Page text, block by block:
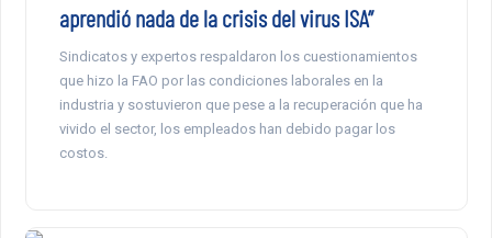
aprendió nada de la crisis del virus ISA”
Sindicatos y expertos respaldaron los cuestionamientos
que hizo la FAO por las condiciones laborales en la
industria y sostuvieron que pese a la recuperación que ha
vivido el sector, los empleados han debido pagar los
costos.